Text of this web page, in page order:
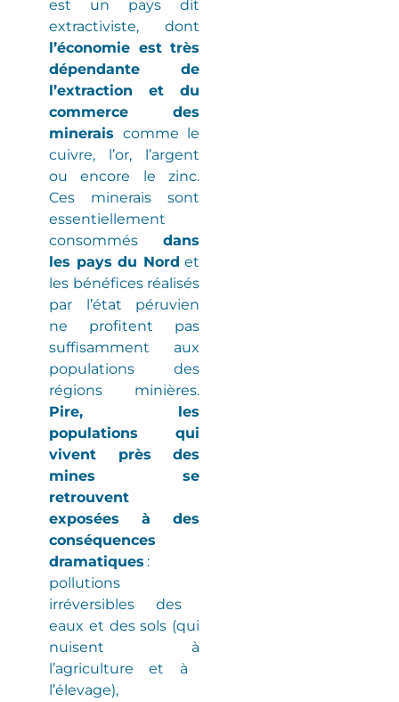
est un pays dit
extractiviste, dont
l’économie est très
dépendante de
l’extraction et du
commerce des
minerais comme le
cuivre, l’or, l’argent
ou encore le zinc.
Ces minerais sont
essentiellement
consommés dans
les pays du Nord et
les bénéfices réalisés
par l’état péruvien
ne profitent pas
suffisamment aux
populations des
régions minières.
Pire, les
populations qui
vivent près des
mines se
retrouvent
exposées à des
conséquences
dramatiques :
pollutions
irréversibles des
eaux et des sols (qui
nuisent à
l’agriculture et à
l’élevage),